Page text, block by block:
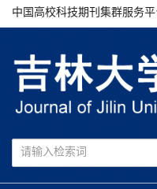
中国高校科技期刊集群服务平